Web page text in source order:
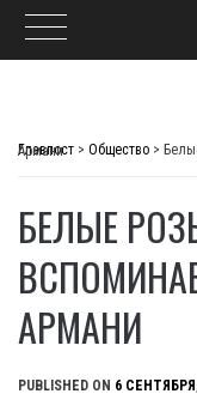
Главпост > Общество >
Белые розы и свечи: Милан вспоминает Джорджо Армани
БЕЛЫЕ
АРМАНИ
PUBLISHED ON 6